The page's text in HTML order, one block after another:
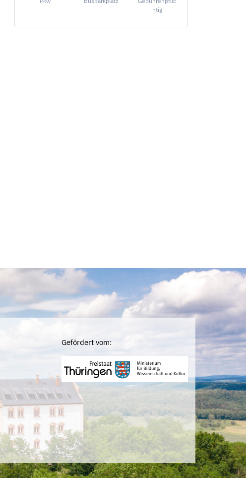
htig
Gefördert vom: